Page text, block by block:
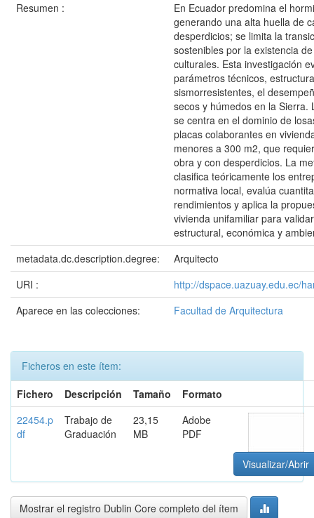
Resumen :
En Ecuador predomina el
generando una alta huella de
desperdicios; se limita la
sostenibles por la existencia
culturales. Esta investigación
parámetros técnicos,
sismorresistentes, el
secos y húmedos en la Sierra.
se centra en el dominio de
placas colaborantes en
menores a 300 m2, que
obra y con desperdicios. La
clasifica teóricamente los
normativa local, evalúa
rendimientos y aplica la
vivienda unifamiliar para
estructural, económica y
metadata.dc.description.degree:
Arquitecto
URI :
http://dspace.uazuay.edu.ec/
Aparece en las colecciones:
Facultad de Arquitectura
Ficheros en este ítem:
Fichero
Descripción Tamaño
Formato
22454.p
df
Trabajo de
Graduación
23,15
MB
Adobe
PDF
Visualizar/Abrir
Mostrar el registro Dublin Core completo del ítem